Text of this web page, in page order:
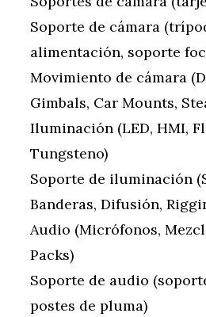
Soporte de cámara
alimentación, soporte
Movimiento de cámara
Gimbals, Car Mounts,
Iluminación (LED, HMI,
Tungsteno)
Soporte de iluminación
Banderas, Difusión,
Audio (Micrófonos,
Packs)
Soporte de audio
postes de pluma)